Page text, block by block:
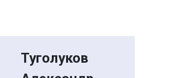
Туголуков